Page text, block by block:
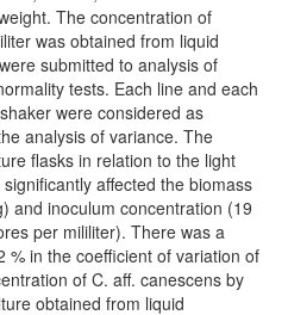
The concentration of
was obtained from liquid
submitted to analysis of
tests. Each line and each
were considered as
analysis of variance. The
flasks in relation to the light
affected the biomass
and inoculum concentration (19
per mililiter). There was a
% in the coefficient of variation of
of C. aff. canescens by
obtained from liquid